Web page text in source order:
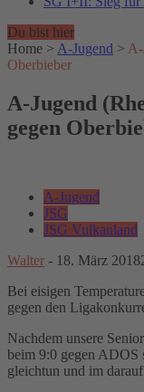
Du bist hier
Home > A-Jugend >
Oberbieber
A-Jugend
gegen
A-Jugend
JSG
JSG Vulkanland
Walter - 18. März 2018
Bei eisigen
gegen den
Nachdem unsere
beim 9:0 gegen ADOS
gleichtun und im